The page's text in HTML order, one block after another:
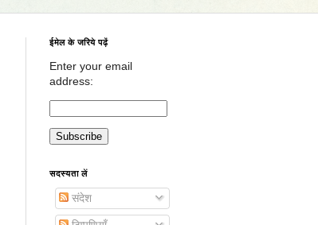
ईमेल के जरिये पढ़ें
Enter your email
address:
सदस्यता लें
संदेश